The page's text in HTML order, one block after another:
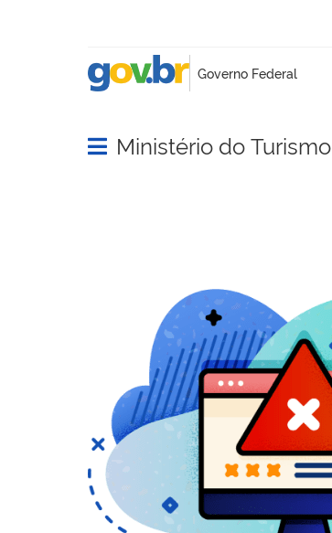
Abrir menu principal de navegação
Ministério do Turismo